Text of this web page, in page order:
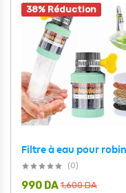
38% Réduction
(0)
1,600DA
990 DA